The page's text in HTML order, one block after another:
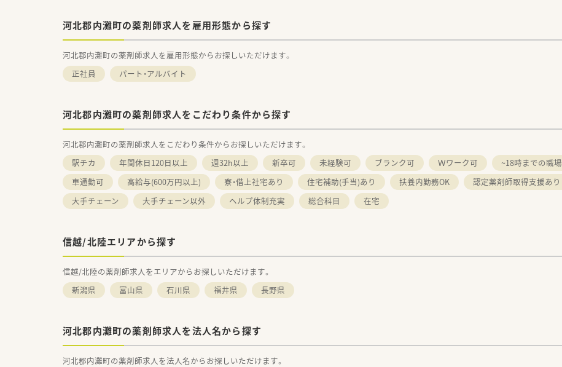
河北郡内灘町の薬剤師求人を雇用形態から探す
河北郡内灘町の薬剤師求人を雇用形態からお探しいただけます。
正社員
パート・アルバイト
河北郡内灘町の薬剤師求人をこだわり条件から探す
河北郡内灘町の薬剤師求人をこだわり条件からお探しいただけます。
駅チカ
年間休日120日以上 週32h以上 新卒可 未経験可 ブランク可 Ｗワーク可 ~18時までの職場
車通勤可
高給与(600万円以上) 寮・借上社宅あり 住宅補助(手当)あり 扶養内勤務OK 認定薬剤師取得支援あり
大手チェーン
大手チェーン以外 ヘルプ体制充実 総合科目 在宅
信越/北陸エリアから探す
信越/北陸の薬剤師求人をエリアからお探しいただけます。
新潟県
富山県 石川県 福井県 長野県
河北郡内灘町の薬剤師求人を法人名から探す
河北郡内灘町の薬剤師求人を法人名からお探しいただけます。